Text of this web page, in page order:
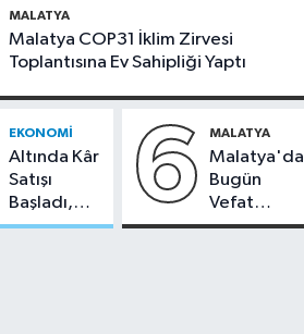
Bugün
Çekiliyor
2026
MALATYA
Malatya COP31 İklim Zirvesi
Toplantısına Ev Sahipliği Yaptı
EKONOMI
Altında Kâr
Satışı
Başladı,
Malatya'da
6 MALATYA
Malatya'da
Bugün
Vefat
Edenler -